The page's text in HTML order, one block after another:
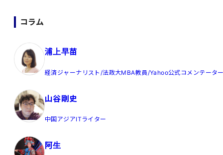
コラム
浦上早苗
経済ジャーナリスト/法政大MBA教員/Yahoo公式コメンテータ
山谷剛史
中国アジアITライター
阿生